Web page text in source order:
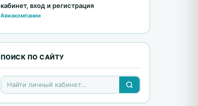
кабинет, вход и регистрация
Авиакомпании
ПОИСК ПО САЙТУ